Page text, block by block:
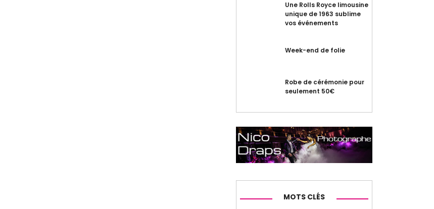
Une Rolls Royce limousine
unique de 1963 sublime
vos événements
Week-end de folie
Robe de cérémonie pour
seulement 50€
MOTS CLÉS